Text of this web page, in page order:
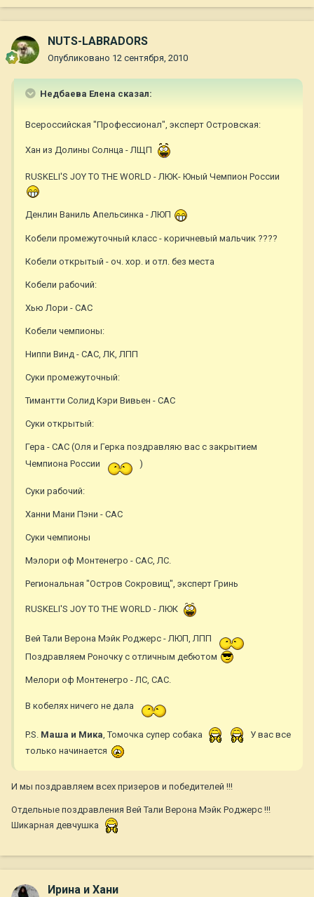
NUTS-LABRADORS
Опубликовано 12 сентября, 2010
Недбаева Елена сказал:
Всероссийская "Профессионал", эксперт Островская:
Хан из Долины Солнца - ЛЩП
RUSKELI'S JOY TO THE WORLD - ЛЮК- Юный Чемпион России
Денлин Ваниль Апельсинка - ЛЮП
Кобели промежуточный класс - коричневый мальчик ????
Кобели открытый - оч. хор. и отл. без места
Кобели рабочий:
Хью Лори - САС
Кобели чемпионы:
Ниппи Винд - САС, ЛК, ЛПП
Суки промежуточный:
Тимантти Солид Кэри Вивьен - САС
Суки открытый:
Гера - САС (Оля и Герка поздравляю вас с закрытием
Чемпиона России
)
Суки рабочий:
Ханни Мани Пэни - САС
Суки чемпионы
Мэлори оф Монтенегро - САС, ЛС.
Региональная "Остров Сокровищ", эксперт Гринь
RUSKELI'S JOY TO THE WORLD - ЛЮК
Вей Тали Верона Мэйк Роджерс - ЛЮП, ЛПП
Поздравляем Роночку с отличным дебютом
Мелори оф Монтенегро - ЛС, САС.
В кобелях ничего не дала
P.S. Маша и Мика, Томочка супер собака
У вас все
только начинается
И мы поздравляем всех призеров и победителей !!!
Отдельные поздравления Вей Тали Верона Мэйк Роджерс !!!
Шикарная девчушка
Ирина и Хани